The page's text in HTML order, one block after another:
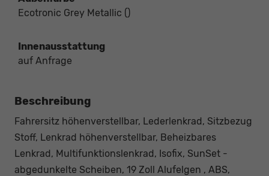
Ecotronic Grey Metallic ()
Innenausstattung
auf Anfrage
Beschreibung
Fahrersitz höhenverstellbar, Lederlenkrad, Sitzbezug
Stoff, Lenkrad höhenverstellbar, Beheizbares
Lenkrad, Multifunktionslenkrad, Isofix, SunSet -
abgedunkelte Scheiben, 19 Zoll Alufelgen , ABS,